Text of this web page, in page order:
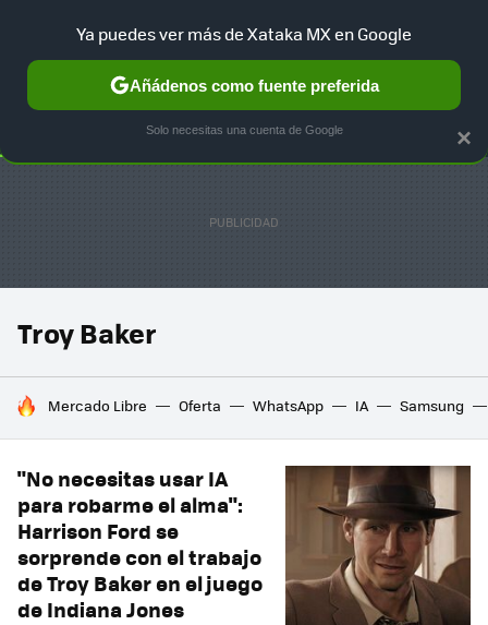
SELECCIÓN GAMING HOME AUTO TERRITORIO
Troy Baker
HOY SE HABLA DE
Mercado Libre Oferta WhatsApp IA Samsung
"No necesitas usar IA
para robarme el alma":
Harrison Ford se
sorprende con el trabajo
de Troy Baker en el juego
de Indiana Jones
×
Ya puedes ver más de Xataka MX en Google
Añádenos como fuente preferida
Solo necesitas una cuenta de Google